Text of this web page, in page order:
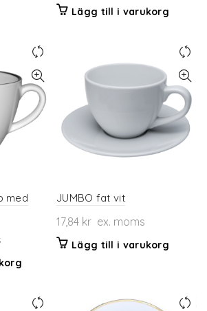
väljas
på
Lägg till i varukorg
med
JUMBO fat vit
17,84 kr ex. moms
Lägg till i varukorg